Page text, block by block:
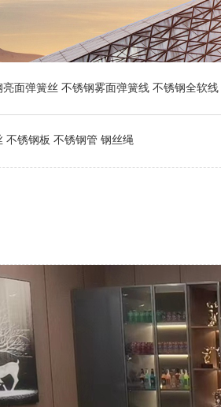
亮面弹簧丝 不锈钢雾面弹簧线 不锈钢全软
不锈钢板 不锈钢管 钢丝绳